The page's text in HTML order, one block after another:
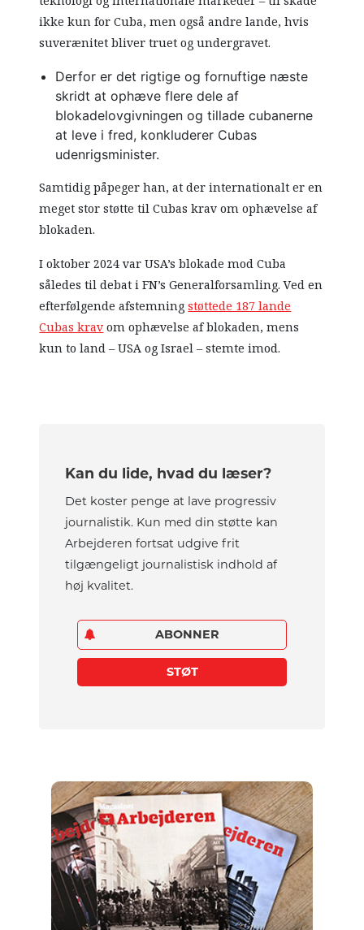
ikke kun for Cuba, men også andre lande, hvis
suverænitet bliver truet og undergravet.
Derfor er det rigtige og fornuftige næste
skridt at ophæve flere dele af
blokadelovgivningen og tillade cubanerne
at leve i fred, konkluderer Cubas
udenrigsminister.
Samtidig påpeger han, at der internationalt er en
meget stor støtte til Cubas krav om ophævelse af
blokaden.
I oktober 2024 var USA’s blokade mod Cuba
således til debat i FN’s Generalforsamling. Ved en
efterfølgende afstemningstøttede 187 lande
Cubas kravom ophævelse af blokaden, mens
kun to land – USA og Israel – stemte imod.
Kan du lide, hvad du læser?
Det koster penge at lave progressiv
journalistik. Kun med din støtte kan
Arbejderen fortsat udgive frit
tilgængeligt journalistisk indhold af
høj kvalitet.
ABONNER
STØT